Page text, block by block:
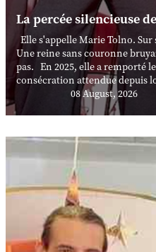
La percée silencieuse
Elle s'appelle Marie Tolno.
Une reine sans couronne
pas. En 2025, elle a remporté
consécration attendue depuis
08 August, 2026